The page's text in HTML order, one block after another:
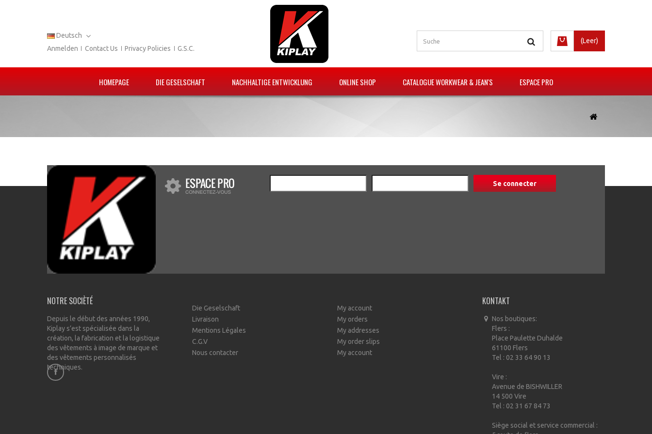
Deutsch
Anmelden
Contact Us Privacy Policies G.S.C.
(Leer)
HOMEPAGE DIE GESELSCHAFT NACHHALTIGE ENTWICKLUNG ONLINE SHOP CATALOGUE WORKWEAR & JEAN'S ESPACE PRO
NOTRE SOCIÈTÉ
Depuis le début des années 1990,
Kiplay s’est spécialisée dans la
création, la fabrication et la logistique
des vêtements à image de marque et
des vêtements personnalisés
techniques.
Die Geselschaft
Livraison
Mentions Légales
C.G.V
Nous contacter
My account
My orders
My addresses
My order slips
My account
KONTAKT
Nos boutiques:
Flers :
Place Paulette Duhalde
61100 Flers
Tel : 02 33 64 90 13
Vire :
Avenue de BISHWILLER
14 500 Vire
Tel : 02 31 67 84 73
Siège social et service commercial :